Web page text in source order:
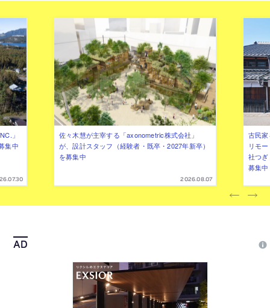
」
集中
佐々木慧が主宰する「axonometric株式会社」
が、設計スタッフ（経験者・既卒・2027年新卒）
を募集中
2026.08.07
古民
リモ
社つ
募集中